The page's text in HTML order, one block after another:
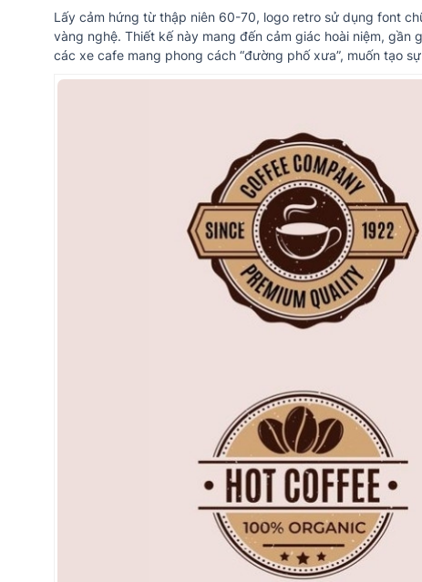
Lấy cảm hứng từ thập niên 60-70, logo retro sử dụng font
vàng nghệ. Thiết kế này mang đến cảm giác hoài niệm,
các xe cafe mang phong cách “đường phố xưa”, muốn tạo